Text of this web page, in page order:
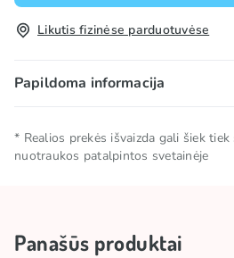
Likutis fizinėse parduotuvėse
Papildoma informacija
Grynasis kiekis 0.003 KG
* Realios prekės išvaizda gali šiek
nuotraukos patalpintos svetainėje
Panašūs produktai